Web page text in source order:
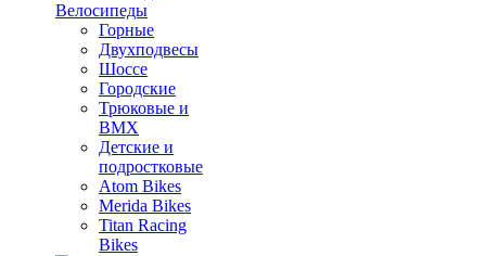
Велосипеды
Горные
Двухподвесы
Шоссе
Городские
Трюковые и
BMX
Детские и
подростковые
Atom Bikes
Merida Bikes
Titan Racing
Bikes